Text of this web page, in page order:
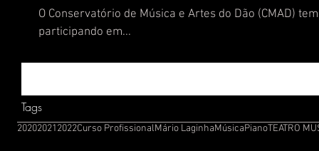
O Conservatório de Música e Artes do Dão (CMAD)
participando em...
Tags
202020212022Curso ProfissionalMário LaginhaMúsicaPianoTEATRO